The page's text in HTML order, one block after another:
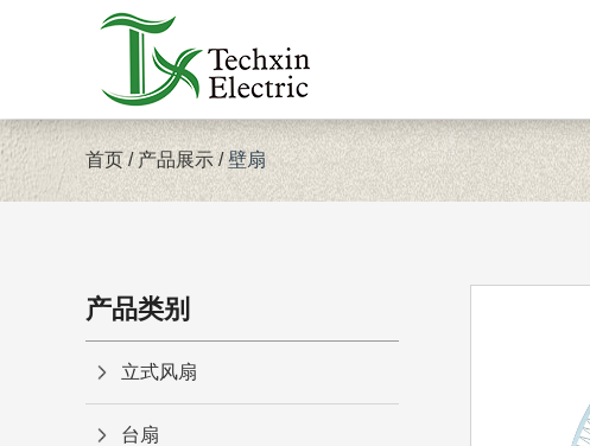
首页/产品展示/壁扇
产品类别
立式风扇
台扇